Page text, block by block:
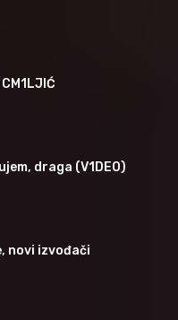
draga (V1DEO)
novi izvođači